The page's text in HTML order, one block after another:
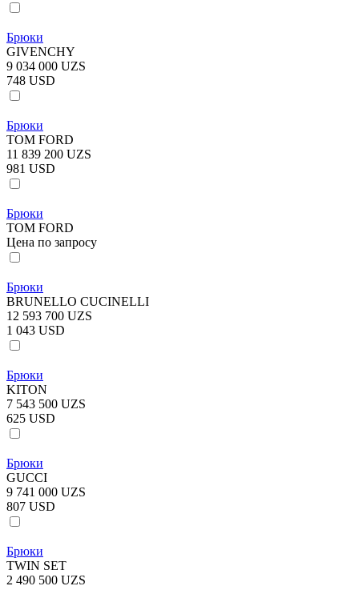
Брюки
GIVENCHY
9 034 000 UZS
748 USD
Брюки
TOM FORD
11 839 200 UZS
981 USD
Брюки
TOM FORD
Цена по запросу
Брюки
BRUNELLO CUCINELLI
12 593 700 UZS
1 043 USD
Брюки
KITON
7 543 500 UZS
625 USD
Брюки
GUCCI
9 741 000 UZS
807 USD
Брюки
TWIN SET
2 490 500 UZS